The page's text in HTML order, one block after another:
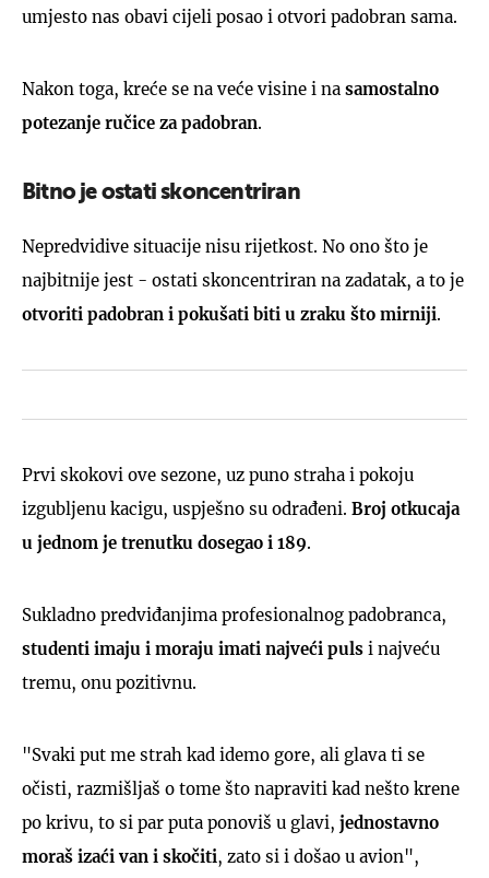
umjesto nas obavi cijeli posao i otvori padobran sama.
Nakon toga, kreće se na veće visine i na samostalno
potezanje ručice za padobran.
Bitno je ostati skoncentriran
Nepredvidive situacije nisu rijetkost. No ono što je
najbitnije jest - ostati skoncentriran na zadatak, a to je
otvoriti padobran i pokušati biti u zraku što mirniji.
Prvi skokovi ove sezone, uz puno straha i pokoju
izgubljenu kacigu, uspješno su odrađeni. Broj otkucaja
u jednom je trenutku dosegao i 189.
Sukladno predviđanjima profesionalnog padobranca,
studenti imaju i moraju imati najveći puls i najveću
tremu, onu pozitivnu.
"Svaki put me strah kad idemo gore, ali glava ti se
očisti, razmišljaš o tome što napraviti kad nešto krene
po krivu, to si par puta ponoviš u glavi, jednostavno
moraš izaći van i skočiti, zato si i došao u avion",